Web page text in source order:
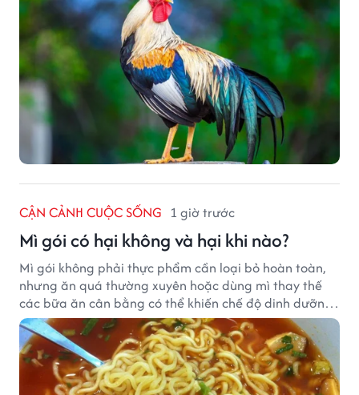
CẬN CẢNH CUỘC SỐNG 1 giờ trước
Mì gói có hại không và hại khi nào?
Mì gói không phải thực phẩm cần loại bỏ hoàn toàn,
nhưng ăn quá thường xuyên hoặc dùng mì thay thế
các bữa ăn cân bằng có thể khiến chế độ dinh dưỡng
mất cân đối.